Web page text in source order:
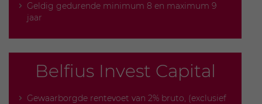
Geldig gedurende minimum 8 en maximum 9
jaar
Belfius Invest Capital
Gewaarborgde rentevoet van 2% bruto, (exclusief